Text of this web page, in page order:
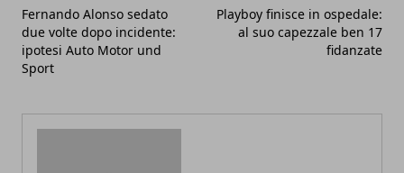
Fernando Alonso sedato
due volte dopo incidente:
ipotesi Auto Motor und
Sport
Playboy finisce in ospedale:
al suo capezzale ben 17
fidanzate